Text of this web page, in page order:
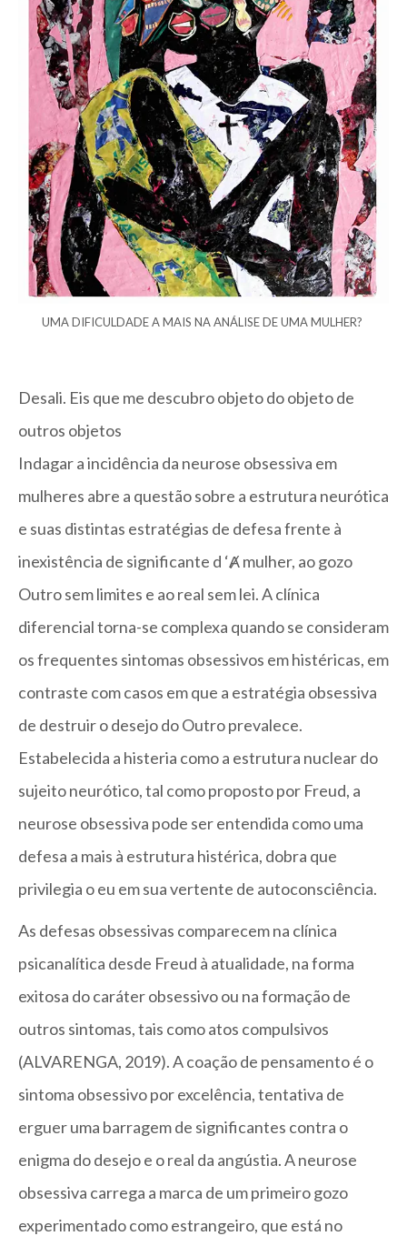
UMA DIFICULDADE A MAIS NA ANÁLISE DE UMA MULHER?
Desali. Eis que me descubro objeto do objeto de
outros objetos
Indagar a incidência da neurose obsessiva em
mulheres abre a questão sobre a estrutura neurótica
e suas distintas estratégias de defesa frente à
inexistência de significante d ‘Ⱥ mulher, ao gozo
Outro sem limites e ao real sem lei. A clínica
diferencial torna-se complexa quando se consideram
os frequentes sintomas obsessivos em histéricas, em
contraste com casos em que a estratégia obsessiva
de destruir o desejo do Outro prevalece.
Estabelecida a histeria como a estrutura nuclear do
sujeito neurótico, tal como proposto por Freud, a
neurose obsessiva pode ser entendida como uma
defesa a mais à estrutura histérica, dobra que
privilegia o eu em sua vertente de autoconsciência.
As defesas obsessivas comparecem na clínica
psicanalítica desde Freud à atualidade, na forma
exitosa do caráter obsessivo ou na formação de
outros sintomas, tais como atos compulsivos
(ALVARENGA, 2019). A coação de pensamento é o
sintoma obsessivo por excelência, tentativa de
erguer uma barragem de significantes contra o
enigma do desejo e o real da angústia. A neurose
obsessiva carrega a marca de um primeiro gozo
experimentado como estrangeiro, que está no